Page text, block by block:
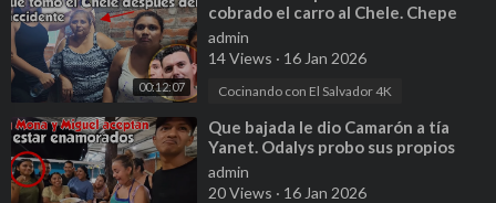
00:12:07
cobrado el carro al Chele. Chepe
paso algo similar. Parte10
admin
14 Views · 16 Jan 2026
Cocinando con El Salvador 4K
⁣Que bajada le dio Camarón a tía
Yanet. Odalys probo sus propios
tacos y esto dijo. Parte 28
admin
20 Views · 16 Jan 2026